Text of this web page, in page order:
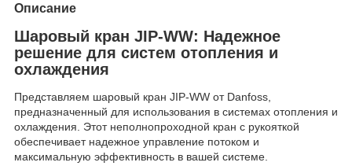
Описание
Шаровый кран JIP-WW: Надежное
решение для систем отопления и
охлаждения
Представляем шаровый кран JIP-WW от Danfoss,
предназначенный для использования в системах отопления и
охлаждения. Этот неполнопроходной кран с рукояткой
обеспечивает надежное управление потоком и
максимальную эффективность в вашей системе.